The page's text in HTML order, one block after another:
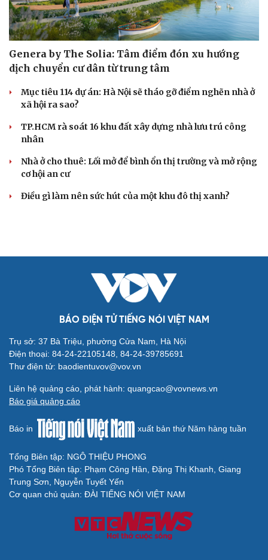
Cải chính
Genera by The Solia: Tâm điểm đón xu hướng
dịch chuyển cư dân từ trung tâm
Mục tiêu 114 dự án: Hà Nội sẽ tháo gỡ điểm nghẽn nhà ở
xã hội ra sao?
TP.HCM rà soát 16 khu đất xây dựng nhà lưu trú công
nhân
Nhà ở cho thuê: Lối mở để bình ổn thị trường và mở rộng
cơ hội an cư
Điều gì làm nên sức hút của một khu đô thị xanh?
BÁO ĐIỆN TỬ TIẾNG NÓI VIỆT NAM
Trụ sở: 37 Bà Triệu, phường Cửa Nam, Hà Nội
Điện thoại: 84-24-22105148, 84-24-39785691
Thư điện tử: baodientuvov@vov.vn
Liên hệ quảng cáo, phát hành: quangcao@vovnews.vn
Báo giá quảng cáo
Báo in xuất bản thứ Năm hàng tuần
Tổng Biên tập: NGÔ THIỆU PHONG
Phó Tổng Biên tập: Phạm Công Hân, Đặng Thị Khanh, Giang
Trung Sơn, Nguyễn Tuyết Yến
Cơ quan chủ quản: ĐÀI TIẾNG NÓI VIỆT NAM